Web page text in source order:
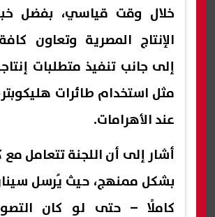
خلال وقت قياسي، بفضل
الإنتاج المصرية وتعاون
إلى جانب تنفيذ متطلبات
مثل استخدام طائرات
عند الأهرامات.
أشار إلى أن اللجنة تتعامل
بشكل ممنهج، حيث يُرسل
كاملًا – حتى لو كان